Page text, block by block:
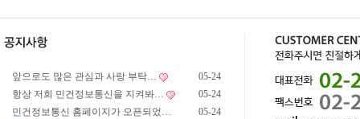
앞으로도 많은 관심과 사랑 부탁…
05-24
항상 저희 민건정보통신을 지켜봐…
05-24
민건정보통신 홈페이지가 오픈되었…
05-24